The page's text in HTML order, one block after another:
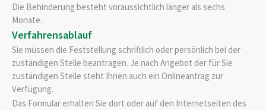
Die Behinderung besteht voraussichtlich länger als sechs
Monate.
Verfahrensablauf
Sie müssen die Feststellung schriftlich oder persönlich bei der
zuständigen Stelle beantragen. Je nach Angebot der für Sie
zuständigen Stelle steht Ihnen auch ein Onlineantrag zur
Verfügung.
Das Formular erhalten Sie dort oder auf den Internetseiten des